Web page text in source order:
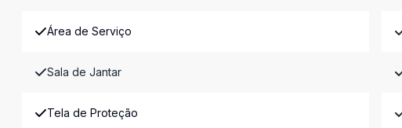
Área de Serviço
Sala de Jantar
Tela de Proteção